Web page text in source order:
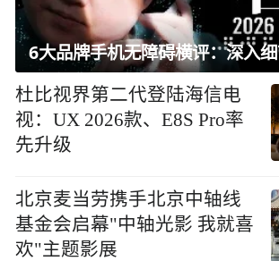
杜比视界第二代登陆海信电
视：UX 2026款、E8S Pro率
先升级
北京麦当劳携手北京中轴线
基金会启幕"中轴光影 我就喜
欢"主题影展